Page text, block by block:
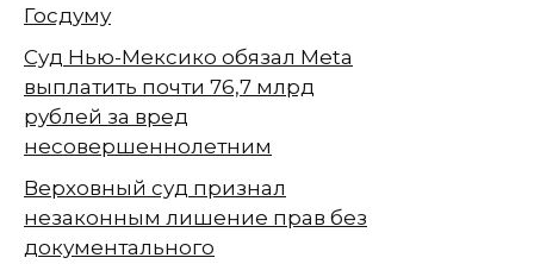
Госдуму
Суд Нью-Мексико обязал Meta
выплатить почти 76,7 млрд
рублей за вред
несовершеннолетним
Верховный суд признал
незаконным лишение прав без
документального